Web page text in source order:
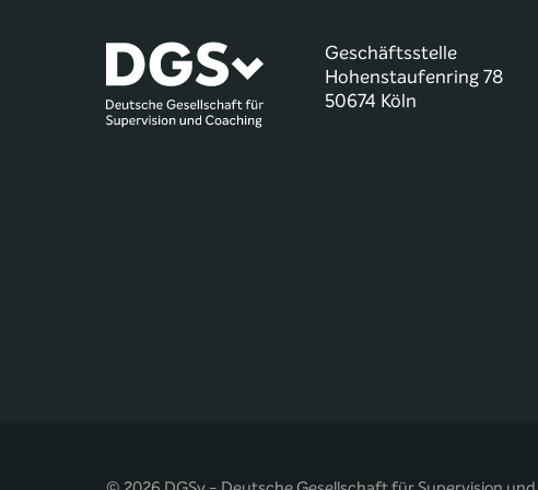
Geschäftsstelle
Hohenstaufenring 78
50674 Köln